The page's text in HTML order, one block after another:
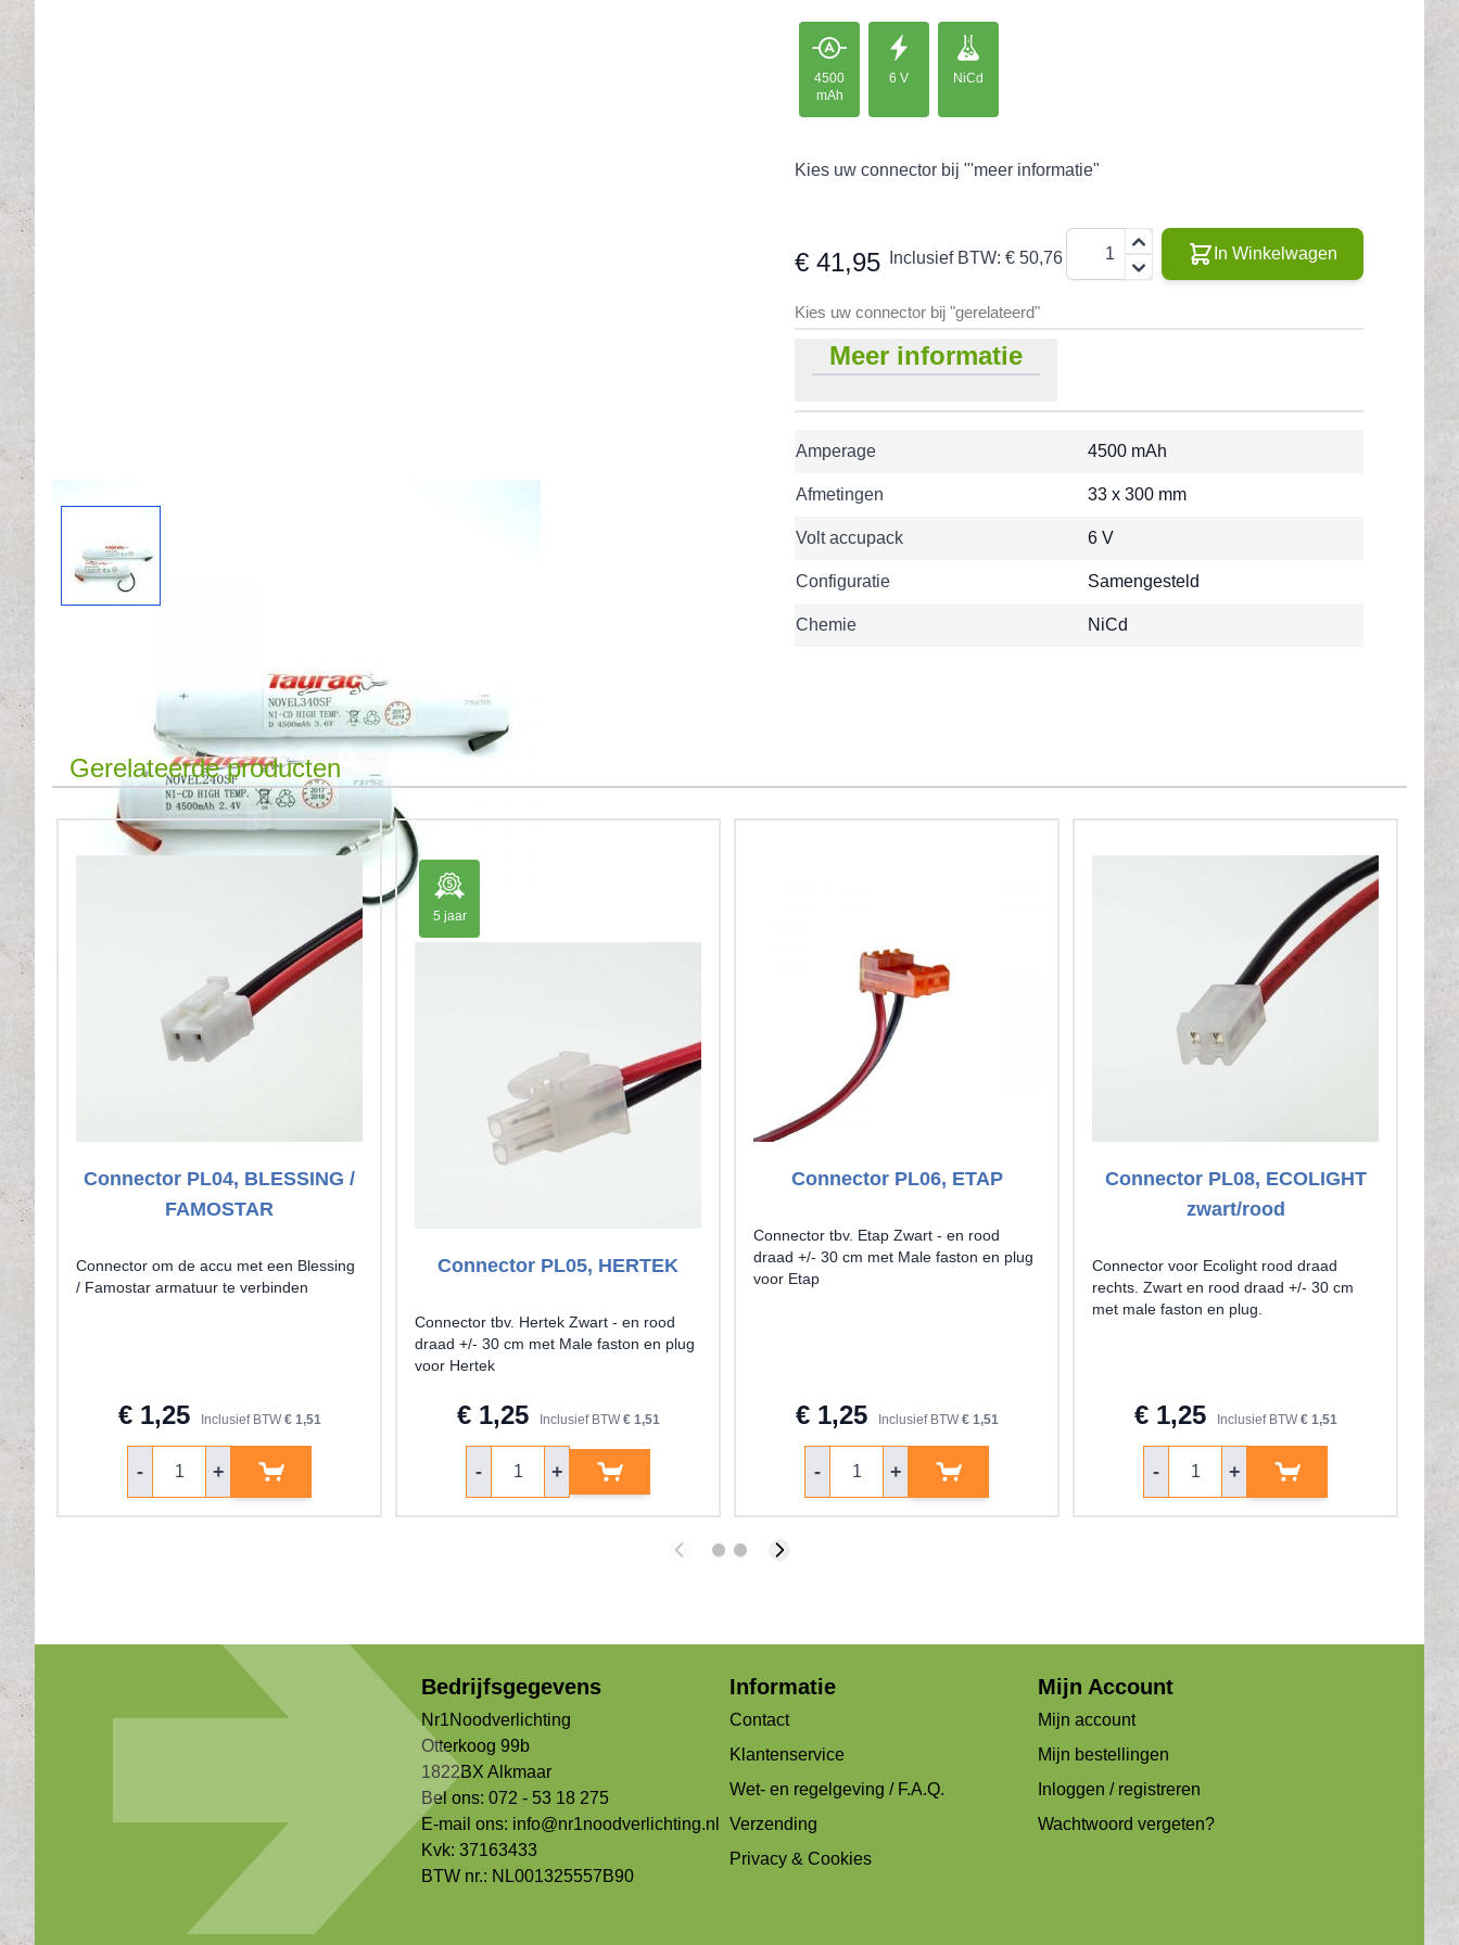
4500
mAh
6 V NiCd
Kies uw connector bij "'meer informatie"
€ 41,95 Inclusief BTW: € 50,76 In Winkelwagen
Kies uw connector bij "gerelateerd"
Meer informatie
Amperage 4500 mAh
Afmetingen 33 x 300 mm
Volt accupack 6 V
Configuratie Samengesteld
Chemie NiCd
Gerelateerde producten
Connector PL04, BLESSING /
FAMOSTAR
Connector om de accu met een Blessing
/ Famostar armatuur te verbinden
€ 1,25 Inclusief BTW € 1,51
- +
5 jaar
Connector PL05, HERTEK
Connector tbv. Hertek Zwart - en rood
draad +/- 30 cm met Male faston en plug
voor Hertek
€ 1,25 Inclusief BTW € 1,51
- +
Connector PL06, ETAP
Connector tbv. Etap Zwart - en rood
draad +/- 30 cm met Male faston en plug
voor Etap
€ 1,25 Inclusief BTW € 1,51
- +
Connector PL08, ECOLIGHT
zwart/rood
Connector voor Ecolight rood draad
rechts. Zwart en rood draad +/- 30 cm
met male faston en plug.
€ 1,25 Inclusief BTW € 1,51
- +
Bedrijfsgegevens
Nr1Noodverlichting
Otterkoog 99b
1822BX Alkmaar
Bel ons: 072 - 53 18 275
E-mail ons: info@nr1noodverlichting.nl
Kvk: 37163433
BTW nr.: NL001325557B90
Informatie
Contact
Klantenservice
Wet- en regelgeving / F.A.Q.
Verzending
Privacy & Cookies
Mijn Account
Mijn account
Mijn bestellingen
Inloggen / registreren
Wachtwoord vergeten?